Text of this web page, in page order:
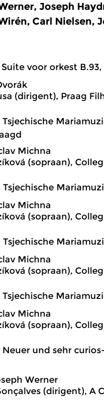
Joseph
Carl Nielsen,
Suite voor orkest B.93,
(dirigent), Praag
Tsjechische
Michna
(sopraan),
Tsjechische
Michna
(sopraan),
Tsjechische
Michna
(sopraan),
Tsjechische
Michna
(sopraan),
Neuer und sehr
Werner
(dirigent), A